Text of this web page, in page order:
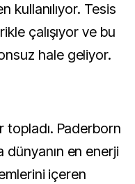
kullanılıyor. Tesis
çalışıyor ve bu
hale geliyor.
topladı. Paderborn
dünyanın en enerji
içeren